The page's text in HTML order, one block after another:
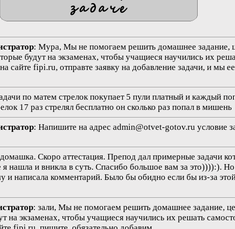
: Мура, Мы не помогаем решить домашнее задание,
будут на экзаменах, чтобы учащиеся научились их
сайте fipi.ru, отправте заявку на добавление задачи, и мы
по матем стрелок покупает 5 пули платный и каждый
17 раз стрелял бесплатно он сколько раз попал в мишень
: Напишите на адрес admin@otvet-gotov.ru условие
Скоро аттестация. Препод дал примерные задачи
нашла и вникла в суть. Спасибо большое вам за это)))):).
и написала комментарий. Было бы обидно если бы из-за
: зали, Мы не помогаем решить домашнее задание,
на экзаменах, чтобы учащиеся научились их решать